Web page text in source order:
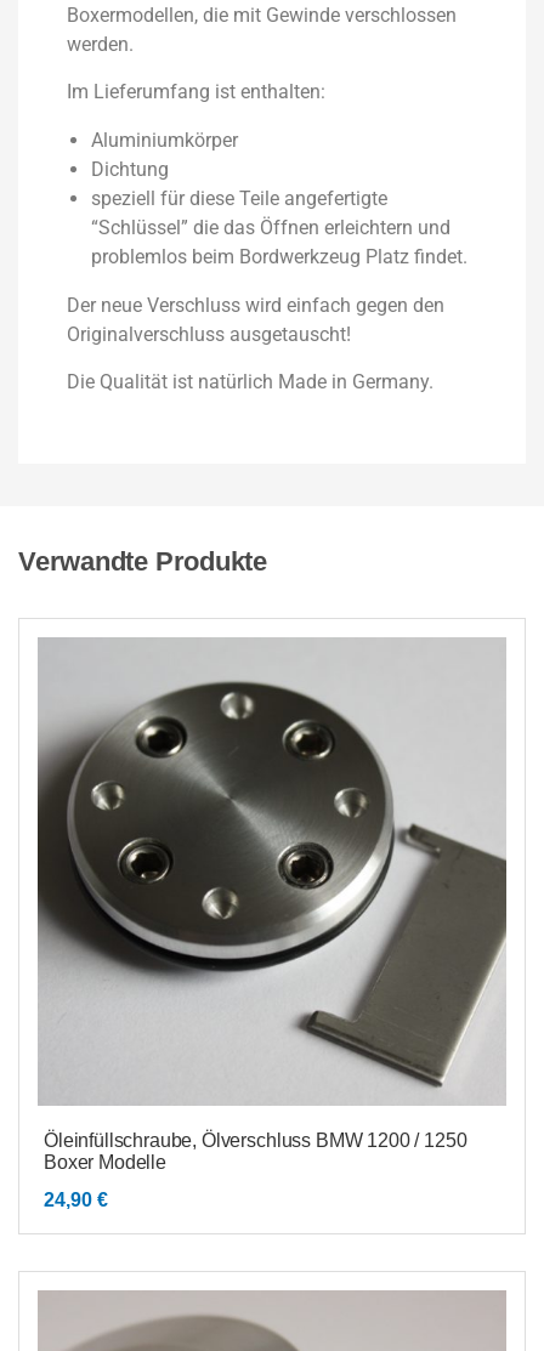
Boxermodellen, die mit Gewinde verschlossen
werden.
Im Lieferumfang ist enthalten:
Aluminiumkörper
Dichtung
speziell für diese Teile angefertigte
“Schlüssel” die das Öffnen erleichtern und
problemlos beim Bordwerkzeug Platz findet.
Der neue Verschluss wird einfach gegen den
Originalverschluss ausgetauscht!
Die Qualität ist natürlich Made in Germany.
Verwandte Produkte
Öleinfüllschraube, Ölverschluss BMW 1200 / 1250
Boxer Modelle
24,90 €